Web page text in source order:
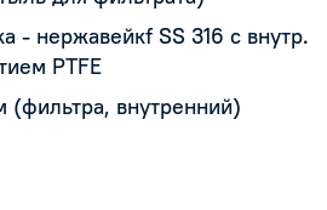
- нержавейкf SS 316 с внутр.
PTFE
(фильтра, внутренний)